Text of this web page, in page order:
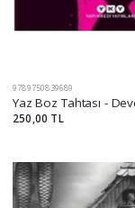
9789750839689
250,00 TL